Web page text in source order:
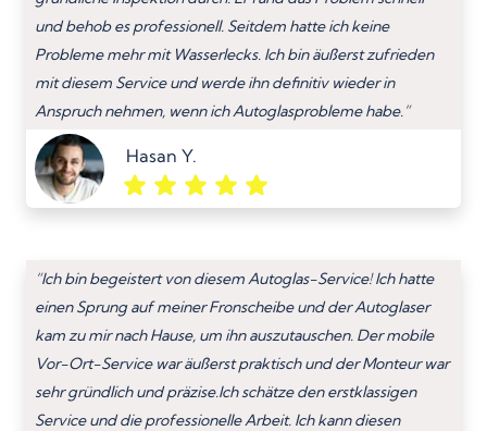
und behob es professionell. Seitdem hatte ich keine
Probleme mehr mit Wasserlecks. Ich bin äußerst zufrieden
mit diesem Service und werde ihn definitiv wieder in
Anspruch nehmen, wenn ich Autoglasprobleme habe.”
Hasan Y.
“Ich bin begeistert von diesem Autoglas-Service! Ich hatte
einen Sprung auf meiner Fronscheibe und der Autoglaser
kam zu mir nach Hause, um ihn auszutauschen. Der mobile
Vor-Ort-Service war äußerst praktisch und der Monteur war
sehr gründlich und präzise.Ich schätze den erstklassigen
Service und die professionelle Arbeit. Ich kann diesen